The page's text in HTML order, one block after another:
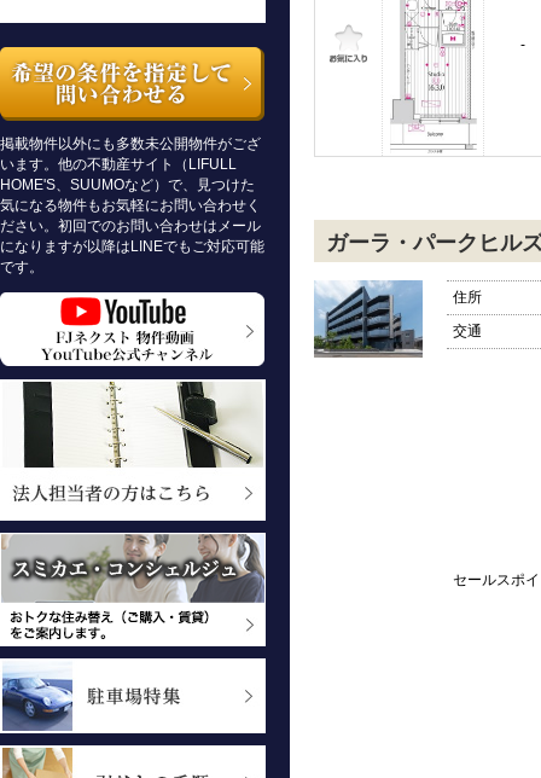
掲載物件以外にも多数未公開物件がござ
います。他の不動産サイト（LIFULL
HOME'S、SUUMOなど）で、見つけた
気になる物件もお気軽にお問い合わせく
ださい。初回でのお問い合わせはメール
になりますが以降はLINEでもご対応可能
です。
-
ガーラ・パークヒル
住所
交通
セールスポ